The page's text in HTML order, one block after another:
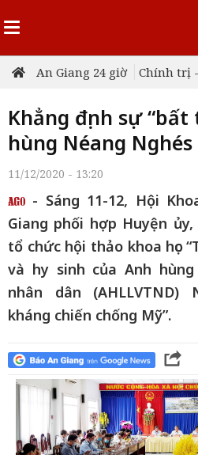
An Giang 24 giờ Chính trị
Khẳng định sự
hùng Néang Nghés
11/12/2020 - 13:20
- Sáng 11-12, Hội
Giang phối hợp Huyện
tổ chức hội thảo khoa học
và hy sinh của Anh
nhân dân (AHLLVTND)
kháng chiến chống Mỹ”.